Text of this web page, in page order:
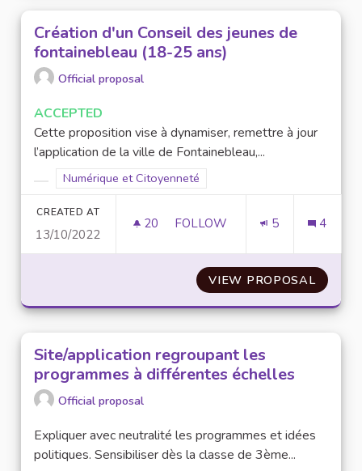
Création d'un Conseil des jeunes de
fontainebleau (18-25 ans)
Official proposal
ACCEPTED
Cette proposition vise à dynamiser, remettre à jour
l’application de la ville de Fontainebleau,...
Filter results for category:
Filter results for scope: Numérique et Citoyenneté
Numérique et Citoyenneté
CREATED AT
13/10/2022
20 20 FOLLOWERS
FOLLOW 5 4
VIEW PROPOSAL
Site/application regroupant les
programmes à différentes échelles
Official proposal
Expliquer avec neutralité les programmes et idées
politiques. Sensibiliser dès la classe de 3ème...